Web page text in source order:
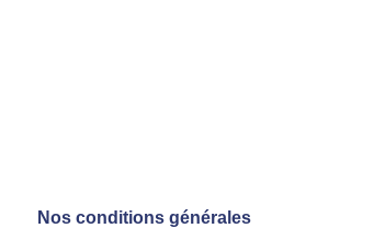
Nos conditions générales